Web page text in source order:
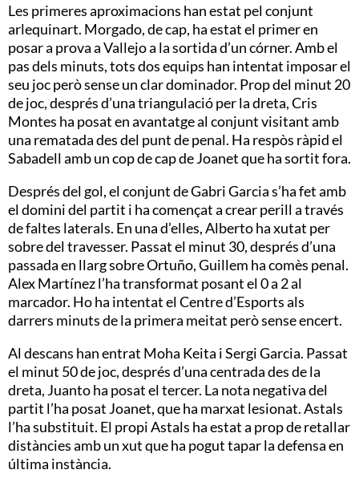
Les primeres aproximacions han estat pel conjunt
arlequinart. Morgado, de cap, ha estat el primer en
posar a prova a Vallejo a la sortida d’un córner. Amb el
pas dels minuts, tots dos equips han intentat imposar el
seu joc però sense un clar dominador. Prop del minut 20
de joc, després d’una triangulació per la dreta, Cris
Montes ha posat en avantatge al conjunt visitant amb
una rematada des del punt de penal. Ha respòs ràpid el
Sabadell amb un cop de cap de Joanet que ha sortit fora.
Després del gol, el conjunt de Gabri Garcia s’ha fet amb
el domini del partit i ha començat a crear perill a través
de faltes laterals. En una d’elles, Alberto ha xutat per
sobre del travesser. Passat el minut 30, després d’una
passada en llarg sobre Ortuño, Guillem ha comès penal.
Alex Martínez l’ha transformat posant el 0 a 2 al
marcador. Ho ha intentat el Centre d’Esports als
darrers minuts de la primera meitat però sense encert.
Al descans han entrat Moha Keita i Sergi Garcia. Passat
el minut 50 de joc, després d’una centrada des de la
dreta, Juanto ha posat el tercer. La nota negativa del
partit l’ha posat Joanet, que ha marxat lesionat. Astals
l’ha substituit. El propi Astals ha estat a prop de retallar
distàncies amb un xut que ha pogut tapar la defensa en
última instància.